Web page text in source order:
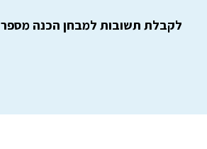
לקבלת תשובות למבחן הכנה מספר 0025 –